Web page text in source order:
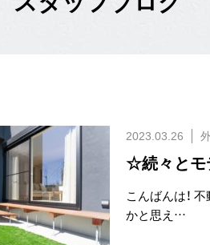
2023.03.26
☆続々とモ
こんばんは！
かと思え…